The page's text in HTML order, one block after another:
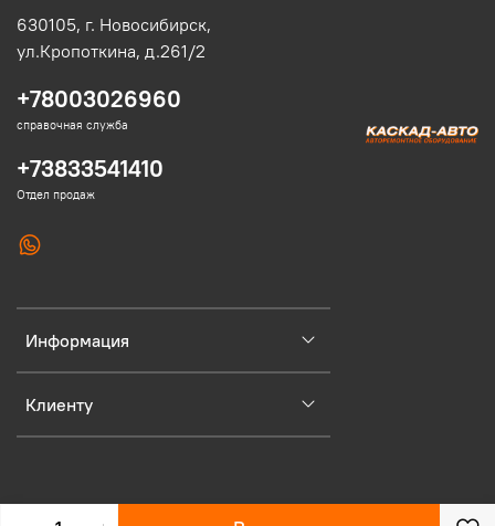
Информация
Клиенту
630105, г. Новосибирск,
ул.Кропоткина, д.261/2
+78003026960
справочная служба
+73833541410
Отдел продаж